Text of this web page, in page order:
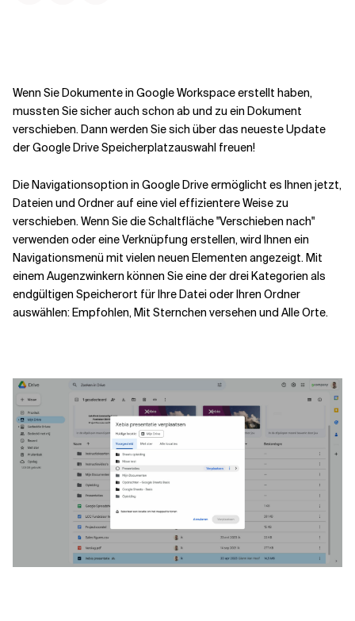
Verwandte Themen
Wenn Sie Dokumente in Google Workspace erstellt haben,
mussten Sie sicher auch schon ab und zu ein Dokument
verschieben. Dann werden Sie sich über das neueste Update
der Google Drive Speicherplatzauswahl freuen!
Die Navigationsoption in Google Drive ermöglicht es Ihnen jetzt,
Dateien und Ordner auf eine viel effizientere Weise zu
verschieben. Wenn Sie die Schaltfläche "Verschieben nach"
verwenden oder eine Verknüpfung erstellen, wird Ihnen ein
Navigationsmenü mit vielen neuen Elementen angezeigt. Mit
einem Augenzwinkern können Sie eine der drei Kategorien als
endgültigen Speicherort für Ihre Datei oder Ihren Ordner
auswählen: Empfohlen, Mit Sternchen versehen und Alle Orte.